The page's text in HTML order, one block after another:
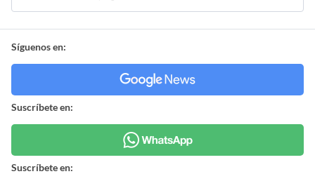
Síguenos en:
Suscríbete en:
Suscríbete en: